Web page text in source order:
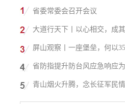
省委常委会召开会议
大道行天下丨以心相交，成
首外交的世界情怀与大国气派
屏山观察丨一座堡垒，何以
省防指提升防台风应急响应
青山烟火升腾，念长征军民